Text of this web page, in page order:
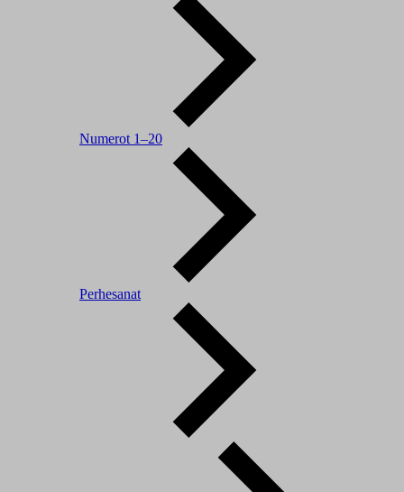
Numerot 1–20
Perhesanat